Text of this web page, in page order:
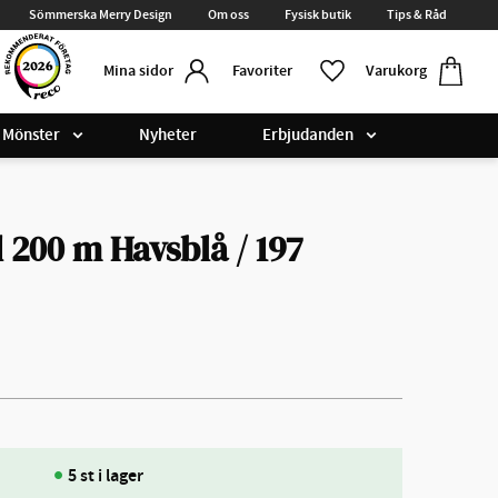
Sömmerska Merry Design Om oss Fysisk butik Tips & Råd
Mina sidor Favoriter Varukorg
Favoriter
Mönster Nyheter Erbjudanden
m Havsblå / 197
5 st i lager